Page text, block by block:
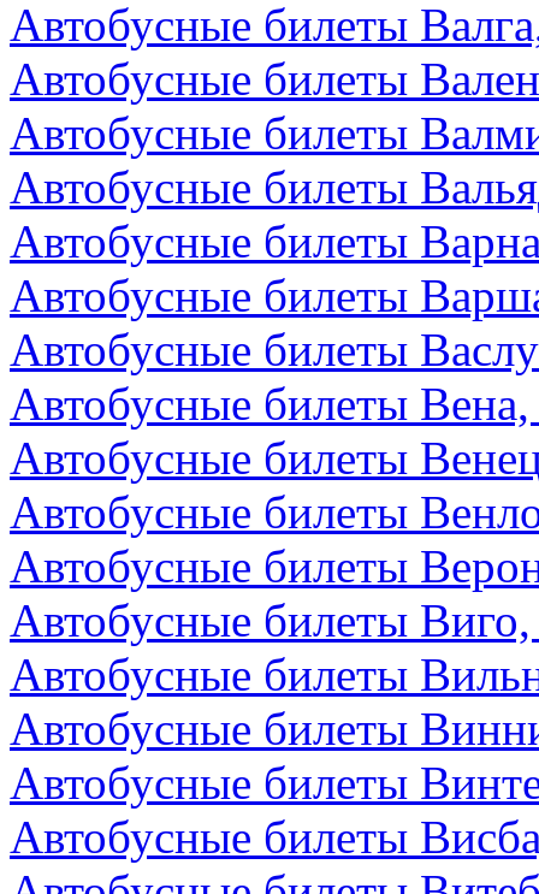
Автобусные билеты
Автобусные билеты
Автобусные билеты
Автобусные билеты
Автобусные билеты
Автобусные билеты
Автобусные билеты
Автобусные билеты
Автобусные билеты
Автобусные билеты
Автобусные билеты
Автобусные билеты
Автобусные билеты
Автобусные билеты
Автобусные билеты
Автобусные билеты